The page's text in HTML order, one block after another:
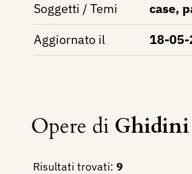
Soggetti / Temi
case,
Aggiornato il
18-
Opere di
Risultati trovati: 9